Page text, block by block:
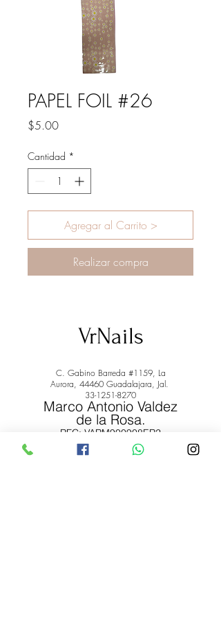
PAPEL FOIL #26
$5.00Precio
Cantidad *
Agregar al Carrito >
Realizar compra
VrNails
C. Gabino Barreda #1159, La
Aurora, 44460 Guadalajara, Jal.
33-1251-8270
Marco Antonio Valdez
de la Rosa.
RFC: VARM900908ER2